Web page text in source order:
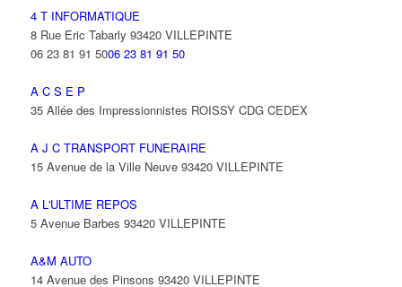
4 T INFORMATIQUE
8 Rue Eric Tabarly 93420 VILLEPINTE
06 23 81 91 5006 23 81 91 50
A C S E P
35 Allée des Impressionnistes ROISSY CDG CEDEX
A J C TRANSPORT FUNERAIRE
15 Avenue de la Ville Neuve 93420 VILLEPINTE
A L'ULTIME REPOS
5 Avenue Barbes 93420 VILLEPINTE
A&M AUTO
14 Avenue des Pinsons 93420 VILLEPINTE